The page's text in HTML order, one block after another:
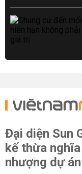
Đại diện Sun
kế thừa
nhượng dự